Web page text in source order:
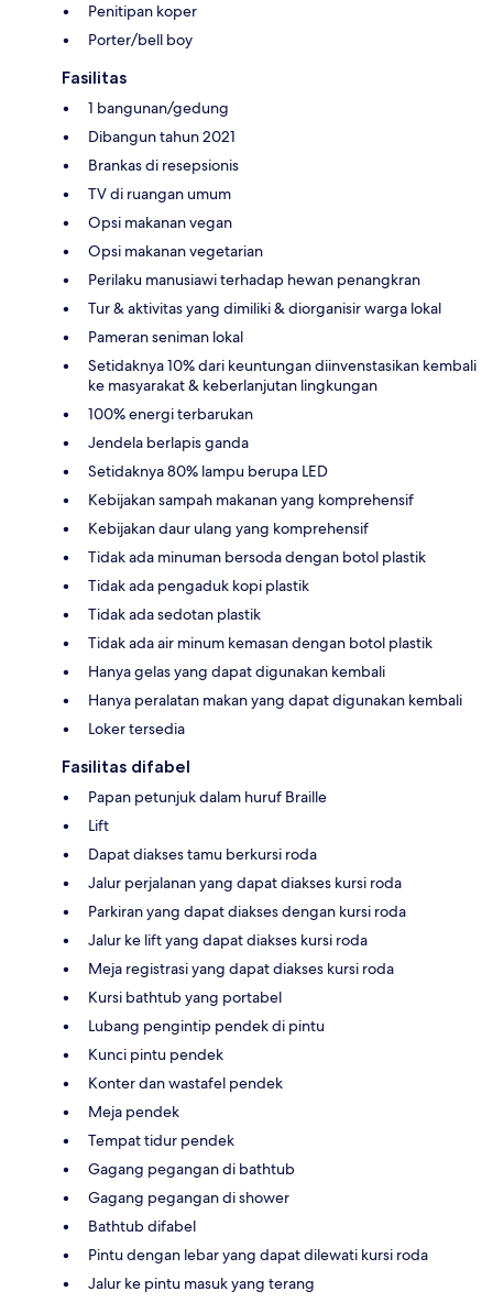
Penitipan koper
Porter/bell boy
Fasilitas
1 bangunan/gedung
Dibangun tahun 2021
Brankas di resepsionis
TV di ruangan umum
Opsi makanan vegan
Opsi makanan vegetarian
Perilaku manusiawi terhadap hewan penangkran
Tur & aktivitas yang dimiliki & diorganisir warga lokal
Pameran seniman lokal
Setidaknya 10% dari keuntungan diinvenstasikan kembali
ke masyarakat & keberlanjutan lingkungan
100% energi terbarukan
Jendela berlapis ganda
Setidaknya 80% lampu berupa LED
Kebijakan sampah makanan yang komprehensif
Kebijakan daur ulang yang komprehensif
Tidak ada minuman bersoda dengan botol plastik
Tidak ada pengaduk kopi plastik
Tidak ada sedotan plastik
Tidak ada air minum kemasan dengan botol plastik
Hanya gelas yang dapat digunakan kembali
Hanya peralatan makan yang dapat digunakan kembali
Loker tersedia
Fasilitas difabel
Papan petunjuk dalam huruf Braille
Lift
Dapat diakses tamu berkursi roda
Jalur perjalanan yang dapat diakses kursi roda
Parkiran yang dapat diakses dengan kursi roda
Jalur ke lift yang dapat diakses kursi roda
Meja registrasi yang dapat diakses kursi roda
Kursi bathtub yang portabel
Lubang pengintip pendek di pintu
Kunci pintu pendek
Konter dan wastafel pendek
Meja pendek
Tempat tidur pendek
Gagang pegangan di bathtub
Gagang pegangan di shower
Bathtub difabel
Pintu dengan lebar yang dapat dilewati kursi roda
Jalur ke pintu masuk yang terang